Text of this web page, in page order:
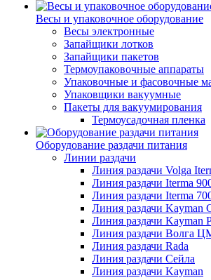
Весы и упаковочное оборудование
Весы электронные
Запайщики лотков
Запайщики пакетов
Термоупаковочные аппараты
Упаковочные и фасовочные
Упаковщики вакуумные
Пакеты для вакуумирования
Термоусадочная пленка
Оборудование раздачи питания
Линии раздачи
Линия раздачи Volga
Линия раздачи Iterma
Линия раздачи Iterma
Линия раздачи Kayman
Линия раздачи Kayman
Линия раздачи Волга
Линия раздачи Rada
Линия раздачи Сейла
Линия раздачи Kayman